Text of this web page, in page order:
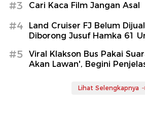
#3 Cari Kaca Film Jangan Asal
#4
Land Cruiser FJ Belum
Diborong Jusuf Hamka 61
#5
Viral Klakson Bus Pakai
Akan Lawan', Begini
Lihat Selengkapnya